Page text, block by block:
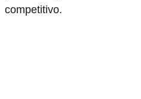
competitivo.